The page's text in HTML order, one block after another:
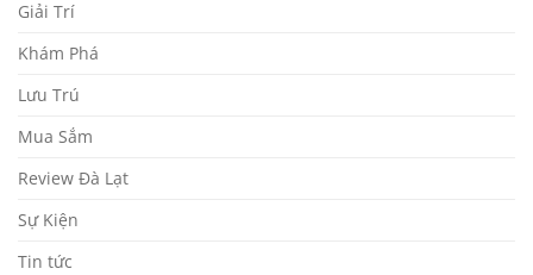
Giải Trí
Khám Phá
Lưu Trú
Mua Sắm
Review Đà Lạt
Sự Kiện
Tin tức